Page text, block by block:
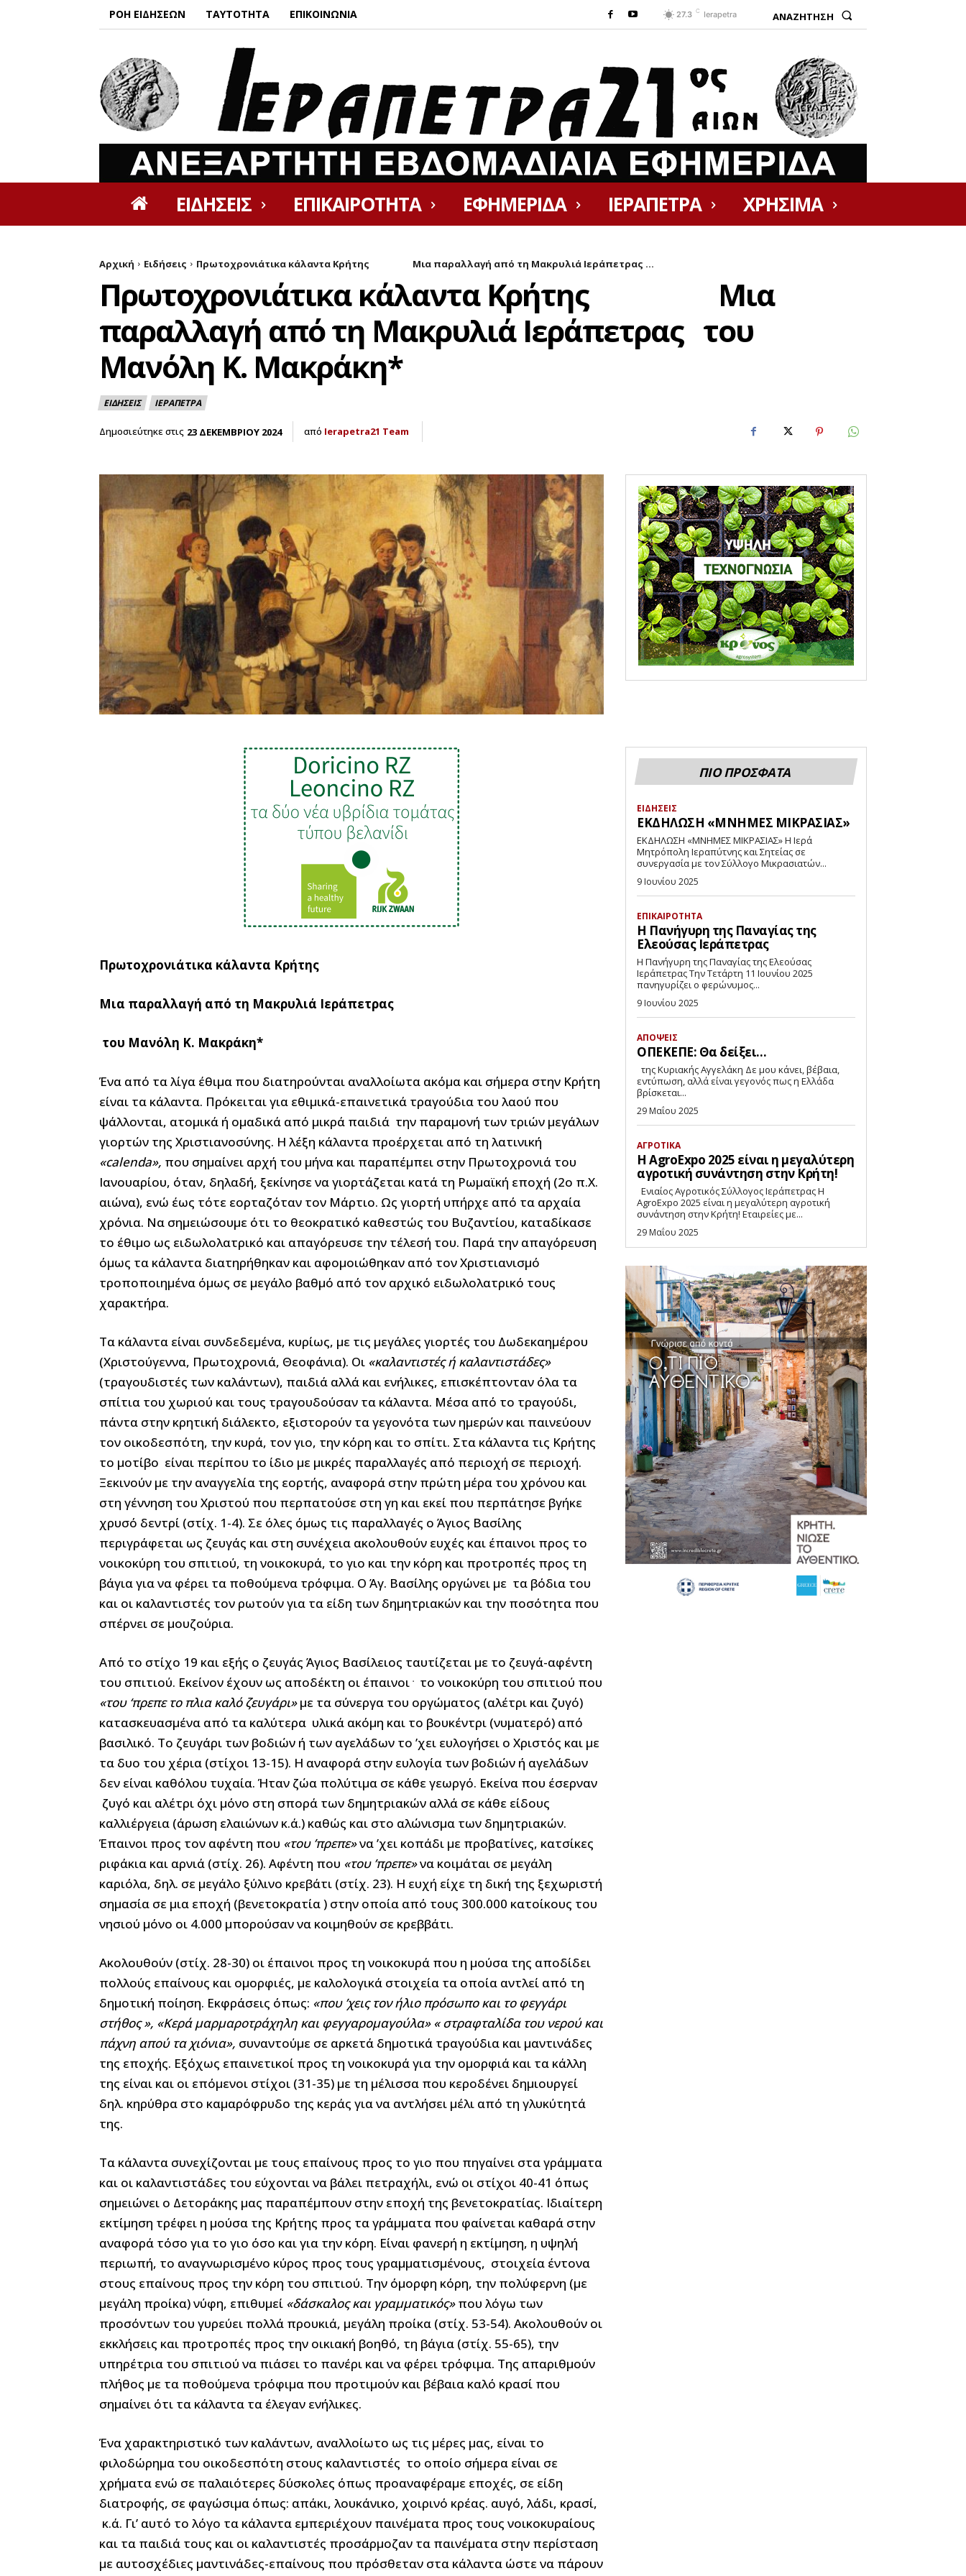
ΡΟΗ ΕΙΔΗΣΕΩΝ ΤΑΥΤΟΤΗΤΑ ΕΠΙΚΟΙΝΩΝΙΑ 27.3 C Ierapetra ΑΝΑΖΗΤΗΣΗ
ΕΙΔΗΣΕΙΣ ΕΠΙΚΑΙΡΟΤΗΤΑ ΕΦΗΜΕΡΙΔΑ ΙΕΡΑΠΕΤΡΑ ΧΡΗΣΙΜΑ
Αρχική Ειδήσεις Πρωτοχρονιάτικα κάλαντα Κρήτης Μια παραλλαγή από τη Μακρυλιά Ιεράπετρας ...
Πρωτοχρονιάτικα κάλαντα Κρήτης Μια
παραλλαγή από τη Μακρυλιά Ιεράπετρας του
Μανόλη Κ. Μακράκη*
ΕΙΔΗΣΕΙΣ ΙΕΡΑΠΕΤΡΑ
Δημοσιεύτηκε στις 23 ΔΕΚΕΜΒΡΙΟΥ 2024 από Ierapetra21 Team
Πρωτοχρονιάτικα κάλαντα Κρήτης
Μια παραλλαγή από τη Μακρυλιά Ιεράπετρας
του Μανόλη Κ. Μακράκη*
Ένα από τα λίγα έθιμα που διατηρούνται αναλλοίωτα ακόμα και σήμερα στην Κρήτη
είναι τα κάλαντα. Πρόκειται για εθιμικά-επαινετικά τραγούδια του λαού που
ψάλλονται, ατομικά ή ομαδικά από μικρά παιδιά την παραμονή των τριών μεγάλων
γιορτών της Χριστιανοσύνης. Η λέξη κάλαντα προέρχεται από τη λατινική
«calenda», που σημαίνει αρχή του μήνα και παραπέμπει στην Πρωτοχρονιά του
Ιανουαρίου, όταν, δηλαδή, ξεκίνησε να γιορτάζεται κατά τη Ρωμαϊκή εποχή (2ο π.Χ.
αιώνα), ενώ έως τότε εορταζόταν τον Μάρτιο. Ως γιορτή υπήρχε από τα αρχαία
χρόνια. Να σημειώσουμε ότι το θεοκρατικό καθεστώς του Βυζαντίου, καταδίκασε
το έθιμο ως ειδωλολατρικό και απαγόρευσε την τέλεσή του. Παρά την απαγόρευση
όμως τα κάλαντα διατηρήθηκαν και αφομοιώθηκαν από τον Χριστιανισμό
τροποποιημένα όμως σε μεγάλο βαθμό από τον αρχικό ειδωλολατρικό τους
χαρακτήρα.
Τα κάλαντα είναι συνδεδεμένα, κυρίως, με τις μεγάλες γιορτές του Δωδεκαημέρου
(Χριστούγεννα, Πρωτοχρονιά, Θεοφάνια). Οι «καλαντιστές ή καλαντιστάδες»
(τραγουδιστές των καλάντων), παιδιά αλλά και ενήλικες, επισκέπτονταν όλα τα
σπίτια του χωριού και τους τραγουδούσαν τα κάλαντα. Μέσα από το τραγούδι,
πάντα στην κρητική διάλεκτο, εξιστορούν τα γεγονότα των ημερών και παινεύουν
τον οικοδεσπότη, την κυρά, τον γιο, την κόρη και το σπίτι. Στα κάλαντα τις Κρήτης
το μοτίβο είναι περίπου το ίδιο με μικρές παραλλαγές από περιοχή σε περιοχή.
Ξεκινούν με την αναγγελία της εορτής, αναφορά στην πρώτη μέρα του χρόνου και
στη γέννηση του Χριστού που περπατούσε στη γη και εκεί που περπάτησε βγήκε
χρυσό δεντρί (στίχ. 1-4). Σε όλες όμως τις παραλλαγές ο Άγιος Βασίλης
περιγράφεται ως ζευγάς και στη συνέχεια ακολουθούν ευχές και έπαινοι προς το
νοικοκύρη του σπιτιού, τη νοικοκυρά, το γιο και την κόρη και προτροπές προς τη
βάγια για να φέρει τα ποθούμενα τρόφιμα. Ο Άγ. Βασίλης οργώνει με τα βόδια του
και οι καλαντιστές τον ρωτούν για τα είδη των δημητριακών και την ποσότητα που
σπέρνει σε μουζούρια.
Από το στίχο 19 και εξής ο ζευγάς Άγιος Βασίλειος ταυτίζεται με το ζευγά-αφέντη
του σπιτιού. Εκείνον έχουν ως αποδέκτη οι έπαινοι﮲ το νοικοκύρη του σπιτιού που
«του ‘πρεπε το πλια καλό ζευγάρι»με τα σύνεργα του οργώματος (αλέτρι και ζυγό)
κατασκευασμένα από τα καλύτερα υλικά ακόμη και το βουκέντρι (νυματερό) από
βασιλικό. Το ζευγάρι των βοδιών ή των αγελάδων το ’χει ευλογήσει ο Χριστός και με
τα δυο του χέρια (στίχοι 13-15). Η αναφορά στην ευλογία των βοδιών ή αγελάδων
δεν είναι καθόλου τυχαία. Ήταν ζώα πολύτιμα σε κάθε γεωργό. Εκείνα που έσερναν
ζυγό και αλέτρι όχι μόνο στη σπορά των δημητριακών αλλά σε κάθε είδους
καλλιέργεια (άρωση ελαιώνων κ.ά.) καθώς και στο αλώνισμα των δημητριακών.
Έπαινοι προς τον αφέντη που «του ’πρεπε»να ’χει κοπάδι με προβατίνες, κατσίκες
ριφάκια και αρνιά (στίχ. 26). Αφέντη που «του ’πρεπε»να κοιμάται σε μεγάλη
καριόλα, δηλ. σε μεγάλο ξύλινο κρεβάτι (στίχ. 23). Η ευχή είχε τη δική της ξεχωριστή
σημασία σε μια εποχή (βενετοκρατία ) στην οποία από τους 300.000 κατοίκους του
νησιού μόνο οι 4.000 μπορούσαν να κοιμηθούν σε κρεββάτι.
Ακολουθούν (στίχ. 28-30) οι έπαινοι προς τη νοικοκυρά που η μούσα της αποδίδει
πολλούς επαίνους και ομορφιές, με καλολογικά στοιχεία τα οποία αντλεί από τη
δημοτική ποίηση. Εκφράσεις όπως: «που ’χεις τον ήλιο πρόσωπο και το φεγγάρι
στήθος», «Κερά μαρμαροτράχηλη και φεγγαρομαγούλα» « στραφταλίδα του νερού και
πάχνη απού τα χιόνια», συναντούμε σε αρκετά δημοτικά τραγούδια και μαντινάδες
της εποχής. Εξόχως επαινετικοί προς τη νοικοκυρά για την ομορφιά και τα κάλλη
της είναι και οι επόμενοι στίχοι (31-35) με τη μέλισσα που κεροδένει δημιουργεί
δηλ. κηρύθρα στο καμαρόφρυδο της κεράς για να αντλήσει μέλι από τη γλυκύτητά
της.
Τα κάλαντα συνεχίζονται με τους επαίνους προς το γιο που πηγαίνει στα γράμματα
και οι καλαντιστάδες του εύχονται να βάλει πετραχήλι, ενώ οι στίχοι 40-41 όπως
σημειώνει ο Δετοράκης μας παραπέμπουν στην εποχή της βενετοκρατίας. Ιδιαίτερη
εκτίμηση τρέφει η μούσα της Κρήτης προς τα γράμματα που φαίνεται καθαρά στην
αναφορά τόσο για το γιο όσο και για την κόρη. Είναι φανερή η εκτίμηση, η υψηλή
περιωπή, το αναγνωρισμένο κύρος προς τους γραμματισμένους, στοιχεία έντονα
στους επαίνους προς την κόρη του σπιτιού. Την όμορφη κόρη, την πολύφερνη (με
μεγάλη προίκα) νύφη, επιθυμεί «δάσκαλος και γραμματικός»που λόγω των
προσόντων του γυρεύει πολλά προυκιά, μεγάλη προίκα (στίχ. 53-54). Ακολουθούν οι
εκκλήσεις και προτροπές προς την οικιακή βοηθό, τη βάγια (στίχ. 55-65), την
υπηρέτρια του σπιτιού να πιάσει το πανέρι και να φέρει τρόφιμα. Της απαριθμούν
πλήθος με τα ποθούμενα τρόφιμα που προτιμούν και βέβαια καλό κρασί που
σημαίνει ότι τα κάλαντα τα έλεγαν ενήλικες.
Ένα χαρακτηριστικό των καλάντων, αναλλοίωτο ως τις μέρες μας, είναι το
φιλοδώρημα του οικοδεσπότη στους καλαντιστές το οποίο σήμερα είναι σε
χρήματα ενώ σε παλαιότερες δύσκολες όπως προαναφέραμε εποχές, σε είδη
διατροφής, σε φαγώσιμα όπως: απάκι, λουκάνικο, χοιρινό κρέας. αυγό, λάδι, κρασί,
κ.ά. Γι’ αυτό το λόγο τα κάλαντα εμπεριέχουν παινέματα προς τους νοικοκυραίους
και τα παιδιά τους και οι καλαντιστές προσάρμοζαν τα παινέματα στην περίσταση
με αυτοσχέδιες μαντινάδες-επαίνους που πρόσθεταν στα κάλαντα ώστε να πάρουν
ΠΙΟ ΠΡΟΣΦΑΤΑ
ΕΙΔΗΣΕΙΣ
ΕΚΔΗΛΩΣΗ «ΜΝΗΜΕΣ ΜΙΚΡΑΣΙΑΣ»
ΕΚΔΗΛΩΣΗ «ΜΝΗΜΕΣ ΜΙΚΡΑΣΙΑΣ» Η Ιερά
Μητρόπολη Ιεραπύτνης και Σητείας σε
συνεργασία με τον Σύλλογο Μικρασιατών...
9 Ιουνίου 2025
ΕΠΙΚΑΙΡΟΤΗΤΑ
Η Πανήγυρη της Παναγίας της
Ελεούσας Ιεράπετρας
Η Πανήγυρη της Παναγίας της Ελεούσας
Ιεράπετρας Την Τετάρτη 11 Ιουνίου 2025
πανηγυρίζει ο φερώνυμος...
9 Ιουνίου 2025
ΑΠΟΨΕΙΣ
ΟΠΕΚΕΠΕ: Θα δείξει…
εντύπωση, αλλά είναι γεγονός πως η Ελλάδα
βρίσκεται...
29 Μαΐου 2025
ΑΓΡΟΤΙΚΑ
Η AgroExpo 2025 είναι η μεγαλύτερη
αγροτική συνάντηση στην Κρήτη!
Eνιαίος Αγροτικός Σύλλογος Ιεράπετρας Η
AgroExpo 2025 είναι η μεγαλύτερη αγροτική
συνάντηση στην Κρήτη! Εταιρείες με...
29 Μαΐου 2025